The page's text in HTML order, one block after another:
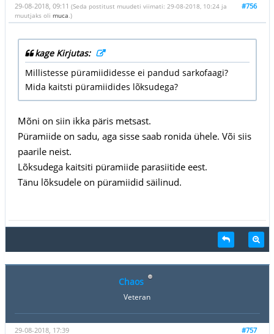
#756
29-08-2018, 09:11 (Seda postitust muudeti viimati: 29-08-2018, 10:24 ja
muutjaks oli muca .)
kage Kirjutas:
Millistesse püramiididesse ei pandud sarkofaagi?
Mida kaitsti püramiidides lõksudega?
Mõni on siin ikka päris metsast.
Püramiide on sadu, aga sisse saab ronida ühele. Või siis
paarile neist.
Lõksudega kaitsiti püramiide parasiitide eest.
Tänu lõksudele on püramiidid säilinud.
Chaos
Veteran
#757
29-08-2018, 17:39